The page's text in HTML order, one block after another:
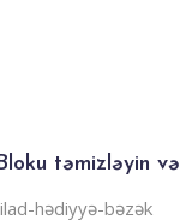
təmizləyin və